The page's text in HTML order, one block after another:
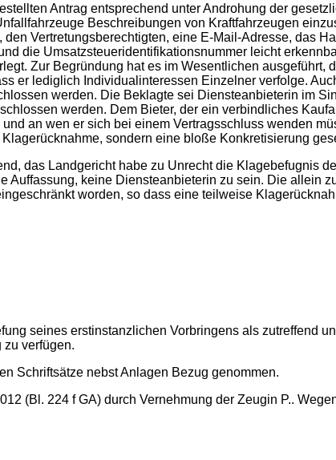
Antrag entsprechend unter Androhung der
Beschreibungen von Kraftfahrzeugen
Vertretungsberechtigten, eine E-Mail-Adresse, das
die Umsatzsteueridentifikationsnummer leicht
Zur Begründung hat es im Wesentlichen ausgeführt,
er lediglich Individualinteressen Einzelner verfolge.
werden. Die Beklagte sei Diensteanbieterin im
werden. Dem Bieter, der ein verbindliches
an wen er sich bei einem Vertragsschluss wenden
sondern eine bloße Konkretisierung
das Landgericht habe zu Unrecht die Klagebefugnis
Auffassung, keine Diensteanbieterin zu sein. Die allein
worden, so dass eine teilweise
seines erstinstanzlichen Vorbringens als zutreffend
verfügen.
Schriftsätze nebst Anlagen Bezug genommen.
(Bl. 224 f GA) durch Vernehmung der Zeugin P..